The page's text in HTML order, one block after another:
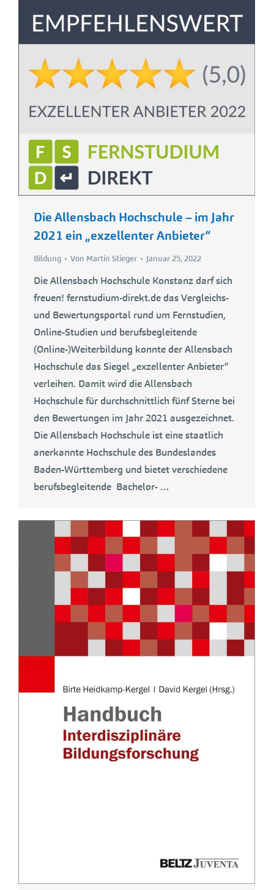
Die Allensbach Hochschule – im Jahr
2021 ein „exzellenter Anbieter“
Bildung Von Martin Stieger Januar 25, 2022
Die Allensbach Hochschule Konstanz darf sich
freuen! fernstudium-direkt.de das Vergleichs-
und Bewertungsportal rund um Fernstudien,
Online-Studien und berufsbegleitende
(Online-)Weiterbildung konnte der Allensbach
Hochschule das Siegel „exzellenter Anbieter“
verleihen. Damit wird die Allensbach
Hochschule für durchschnittlich fünf Sterne bei
den Bewertungen im Jahr 2021 ausgezeichnet.
Die Allensbach Hochschule ist eine staatlich
anerkannte Hochschule des Bundeslandes
Baden-Württemberg und bietet verschiedene
berufsbegleitende Bachelor- …